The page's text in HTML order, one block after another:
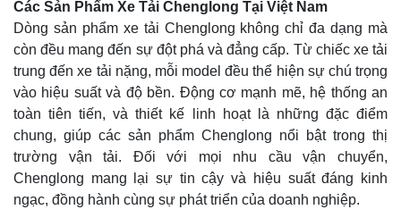
Các Sản Phẩm Xe Tải Chenglong Tại Việt Nam
Dòng sản phẩm xe tải Chenglong không chỉ đa dạng mà
còn đều mang đến sự đột phá và đẳng cấp. Từ chiếc xe tải
trung đến xe tải nặng, mỗi model đều thể hiện sự chú trọng
vào hiệu suất và độ bền. Động cơ mạnh mẽ, hệ thống an
toàn tiên tiến, và thiết kế linh hoạt là những đặc điểm
chung, giúp các sản phẩm Chenglong nổi bật trong thị
trường vận tải. Đối với mọi nhu cầu vận chuyển,
Chenglong mang lại sự tin cậy và hiệu suất đáng kinh
ngạc, đồng hành cùng sự phát triển của doanh nghiệp.